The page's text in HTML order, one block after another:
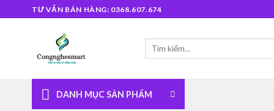
to
TƯ VẤN BÁN HÀNG: 0368.607.674
Tìm
DANH MỤC SẢN PHẨM